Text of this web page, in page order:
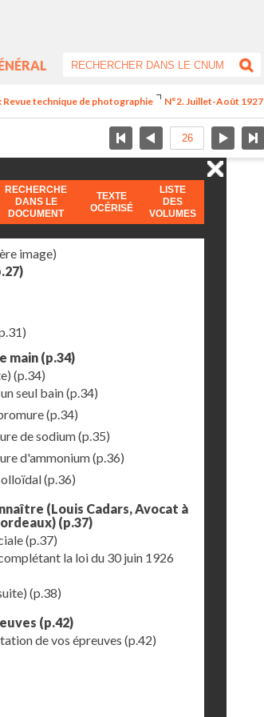
Revue technique de photographie N°2. Juillet-Août 1927
RECHERCHE
DANS LE
DOCUMENT
TEXTE
OCÉRISÉ
LISTE
DES
VOLUMES
image)
main (p.34)
(p.34)
seul bain(p.34)
(p.34)
de sodium(p.35)
d'ammonium(p.36)
(p.36)
(Louis Cadars, Avocat à
(p.37)
(p.37)
la loi du 30 juin 1926
(p.38)
(p.42)
de vos épreuves (p.42)